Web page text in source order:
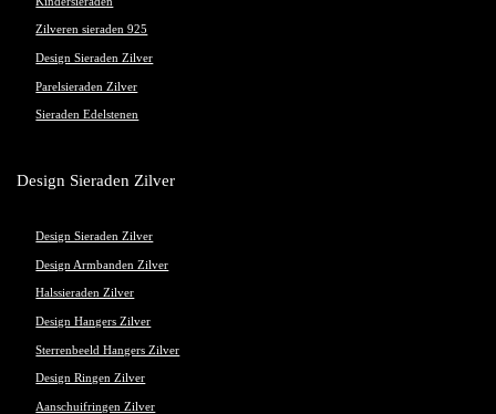
Zilveren sieraden 925
Design Sieraden Zilver
Parelsieraden Zilver
Sieraden Edelstenen
Design Sieraden Zilver
Design Sieraden Zilver
Design Armbanden Zilver
Halssieraden Zilver
Design Hangers Zilver
Sterrenbeeld Hangers Zilver
Design Ringen Zilver
Aanschuifringen Zilver